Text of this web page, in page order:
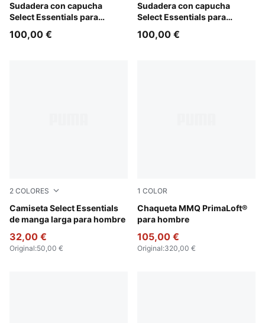
Sudadera con capucha
Select Essentials para
Puma Black
100,00 €
Sudadera con capucha
Select Essentials para
Medium Gray Heather
100,00 €
2 COLORES
Camiseta Select Essentials
de manga larga para hombre
PUMA Navy
32,00 €
Original:50,00 €
1 COLOR
Chaqueta MMQ PrimaLoft®
para hombre
Puma Black
105,00 €
Original:320,00 €